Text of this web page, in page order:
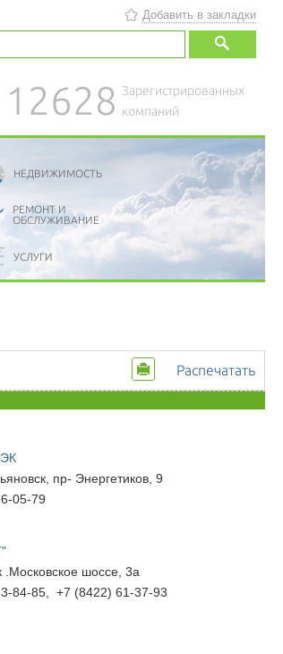
Добавить в закладки
12628 Зарегистрированных
компаний
НЕДВИЖИМОСТЬ
РЕМОНТ И
ОБСЛУЖИВАНИЕ
УСЛУГИ
Распечатать
пр- Энергетиков, 9
05-79
.Московское шоссе, 3а
84-85, +7 (8422) 61-37-93